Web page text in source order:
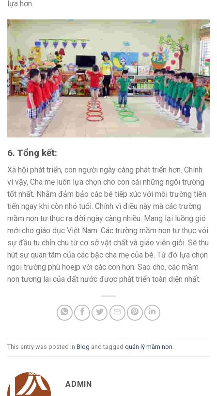
lựa hơn.
6. Tổng kết:
Xã hội phát triển, con người ngày càng phát triển hơn. Chính
vì vậy, Cha mẹ luôn lựa chọn cho con cái những ngôi trường
tốt nhất. Nhằm đảm bảo các bé tiếp xúc với môi trường tiên
tiến ngay khi còn nhỏ tuổi. Chính vì điều này mà các trường
mầm non tư thục ra đời ngày càng nhiều. Mang lại luồng gió
mới cho giáo dục Việt Nam. Các trường mầm non tư thục vói
sự đầu tu chỉn chu từ cơ sở vật chất và giáo viên giỏi. Sẽ thu
hút sự quan tâm của các bậc cha mẹ của bé. Từ đó lựa chọn
ngoi trường phù hoejp với các con hơn. Sao cho, các mầm
non tương lai của đất nước được phát triển toàn diện nhất.
This entry was posted in Blog and tagged quản lý mầm non.
ADMIN